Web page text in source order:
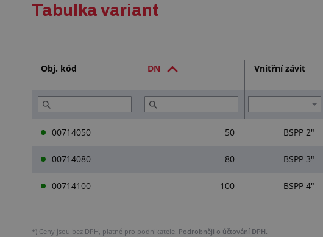
Tabulka variant
Obj. kód DN Vnitřní závit
00714050 50 BSPP 2"
00714080 80 BSPP 3"
00714100 100 BSPP 4"
*) Ceny jsou bez DPH, platné pro podnikatele. Podrobněji o účtování DPH.